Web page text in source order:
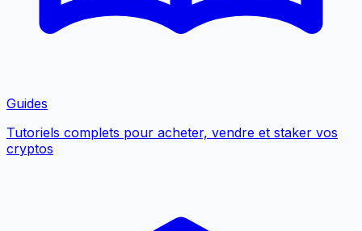
Guides
Tutoriels complets pour acheter, vendre et staker vos
cryptos